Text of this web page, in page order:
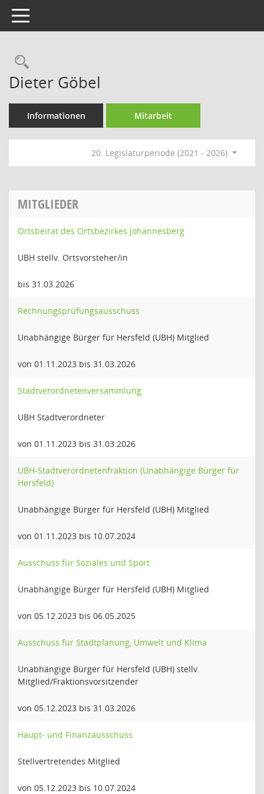
Toggle navigation
Rechercheauswahl
Dieter Göbel
Informationen Mitarbeit
20. Legislaturperiode (2021 - 2026)
MITGLIEDER
Ortsbeirat des Ortsbezirkes Johannesberg
UBH stellv. Ortsvorsteher/in
bis 31.03.2026
Rechnungsprüfungsausschuss
Unabhängige Bürger für Hersfeld (UBH) Mitglied
von 01.11.2023 bis 31.03.2026
Stadtverordnetenversammlung
UBH Stadtverordneter
von 01.11.2023 bis 31.03.2026
UBH-Stadtverordnetenfraktion (Unabhängige Bürger für
Hersfeld)
Unabhängige Bürger für Hersfeld (UBH) Mitglied
von 01.11.2023 bis 10.07.2024
Ausschuss für Soziales und Sport
Unabhängige Bürger für Hersfeld (UBH) Mitglied
von 05.12.2023 bis 06.05.2025
Ausschuss für Stadtplanung, Umwelt und Klima
Unabhängige Bürger für Hersfeld (UBH) stellv.
Mitglied/Fraktionsvorsitzender
von 05.12.2023 bis 31.03.2026
Haupt- und Finanzausschuss
Stellvertretendes Mitglied
von 05.12.2023 bis 10.07.2024